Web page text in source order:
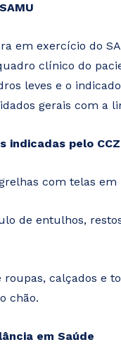
em exercício do
clínico do
leves e o
gerais com a
indicadas pelo CCZ
com telas
de entulhos,
calçados e
chão.
em Saúde